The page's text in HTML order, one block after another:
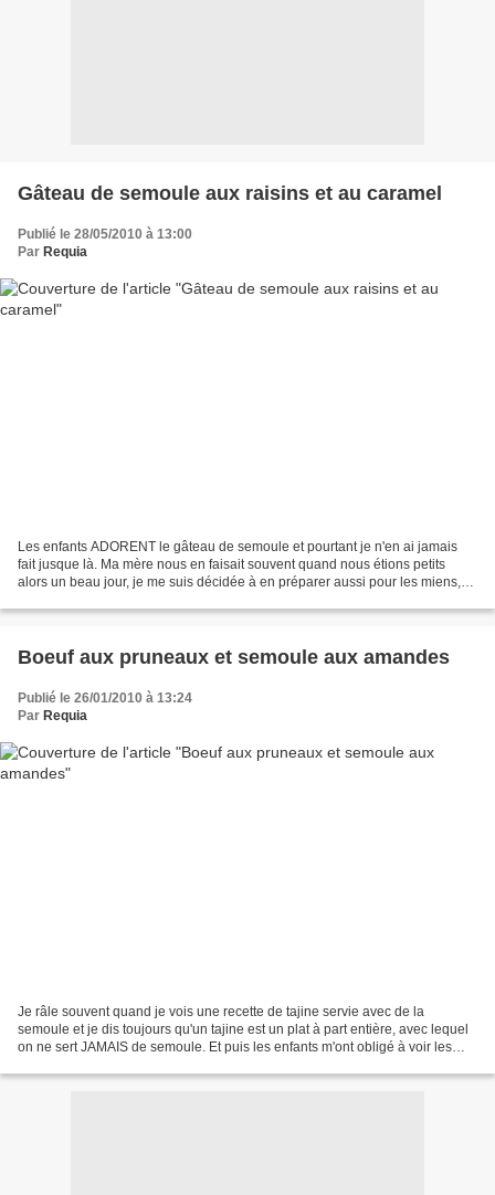
Gâteau de semoule aux raisins et au caramel
Publié le 28/05/2010 à 13:00
Par Requia
Les enfants ADORENT le gâteau de semoule et pourtant je n'en ai jamais
fait jusque là. Ma mère nous en faisait souvent quand nous étions petits
alors un beau jour, je me suis décidée à en préparer aussi pour les miens,
Boeuf aux pruneaux et semoule aux amandes
Publié le 26/01/2010 à 13:24
Par Requia
Je râle souvent quand je vois une recette de tajine servie avec de la
semoule et je dis toujours qu'un tajine est un plat à part entière, avec lequel
on ne sert JAMAIS de semoule. Et puis les enfants m'ont obligé à voir les